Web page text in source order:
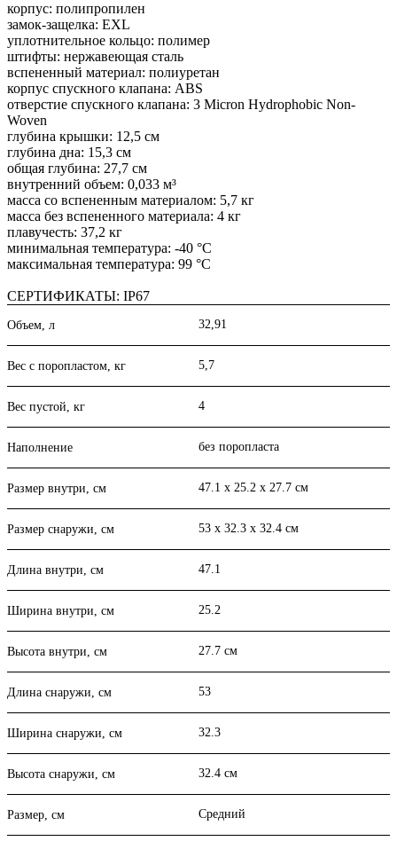
корпус: полипропилен
замок-защелка: EXL
уплотнительное кольцо: полимер
штифты: нержавеющая сталь
вспененный материал: полиуретан
корпус спускного клапана: ABS
отверстие спускного клапана: 3 Micron Hydrophobic Non-
Woven
глубина крышки: 12,5 см
глубина дна: 15,3 см
общая глубина: 27,7 см
внутренний объем: 0,033 м³
масса со вспененным материалом: 5,7 кг
масса без вспененного материала: 4 кг
плавучесть: 37,2 кг
минимальная температура: -40 °C
максимальная температура: 99 °C
СЕРТИФИКАТЫ: IP67
Объем, л 32,91
Вес с поропластом, кг 5,7
Вес пустой, кг 4
Наполнение без поропласта
Размер внутри, см 47.1 x 25.2 x 27.7 см
Размер снаружи, см 53 x 32.3 x 32.4 см
Длина внутри, см 47.1
Ширина внутри, см 25.2
Высота внутри, см 27.7 см
Длина снаружи, см 53
Ширина снаружи, см 32.3
Высота снаружи, см 32.4 см
Размер, см Средний